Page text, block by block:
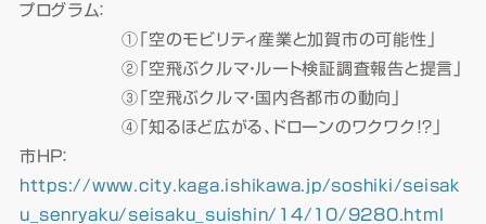
プログラム：
①「空のモビリティ産業と加賀市の可能性」
②「空飛ぶクルマ・ルート検証調査報告と提言」
③「空飛ぶクルマ・国内各都市の動向」
④「知るほど広がる、ドローンのワクワク！？」
市HP：
https://www.city.kaga.ishikawa.jp/soshiki/seisak
u_senryaku/seisaku_suishin/14/10/9280.html